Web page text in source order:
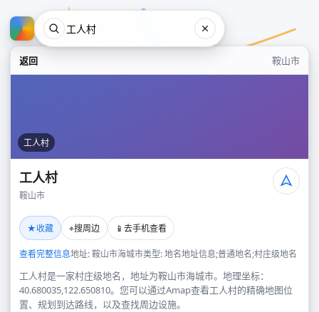
返回 鞍山市
工人村
工人村
鞍山市
★收藏 ⌖搜周边 📱 去手机查看
查看完整信息地址: 鞍山市海城市类型: 地名地址信息;普通地名;村庄级地名
工人村是一家村庄级地名，地址为鞍山市海城市。地理坐标：
40.680035,122.650810。您可以通过Amap查看工人村的精确地图位
置、规划到达路线，以及查找周边设施。